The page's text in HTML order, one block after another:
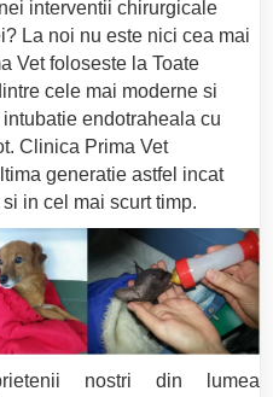
interventii chirurgicale
La noi nu este nici cea mai
Vet foloseste la Toate
cele mai moderne si
endotraheala cu
Clinica Prima Vet
generatie astfel incat
in cel mai scurt timp.
nostri din lumea